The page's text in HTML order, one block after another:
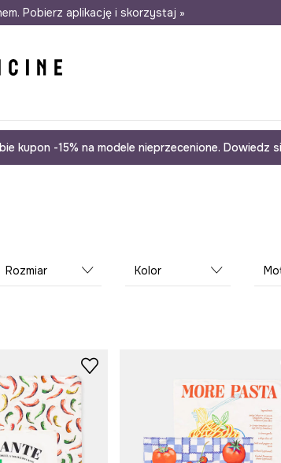
do salonów 30 dni na zwrot
Pobierz aplikację i skorzystaj »
kupon -15% na modele nieprzecenione. Dowiedz
Rozmiar Kolor